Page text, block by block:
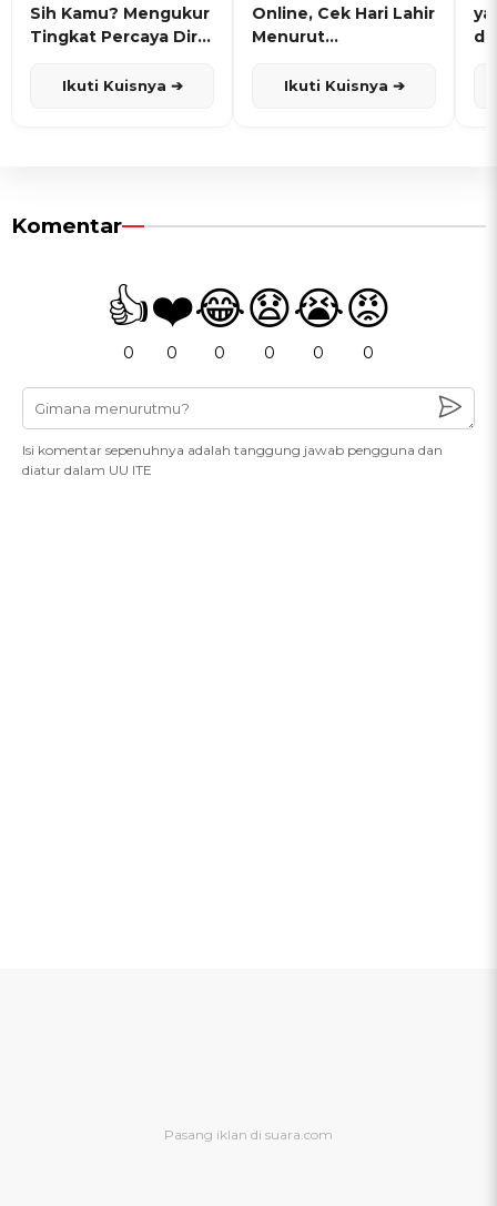
Sih Kamu? Mengukur
Tingkat Percaya Diri
Ikuti Kuisnya ➔
Online, Cek Hari Lahir
Menurut
Ikuti Kuisnya ➔
Komentar
👍
0
❤️
0
😂
0
😧
0
😭
0
😡
0
Isi komentar sepenuhnya adalah tanggung jawab pengguna dan
diatur dalam UU ITE